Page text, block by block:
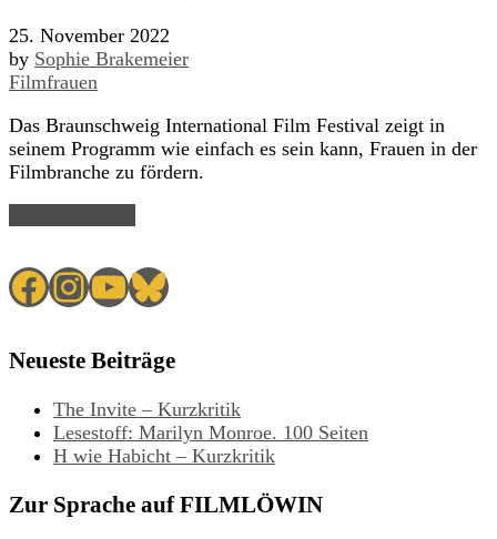
25. November 2022
by Sophie Brakemeier
Filmfrauen
Das Braunschweig International Film Festival zeigt in
seinem Programm wie einfach es sein kann, Frauen in der
Filmbranche zu fördern.
Facebook
Instagram
YouTube
Bluesky
Neueste Beiträge
The Invite – Kurzkritik
Lesestoff: Marilyn Monroe. 100 Seiten
H wie Habicht – Kurzkritik
Zur Sprache auf FILMLÖWIN